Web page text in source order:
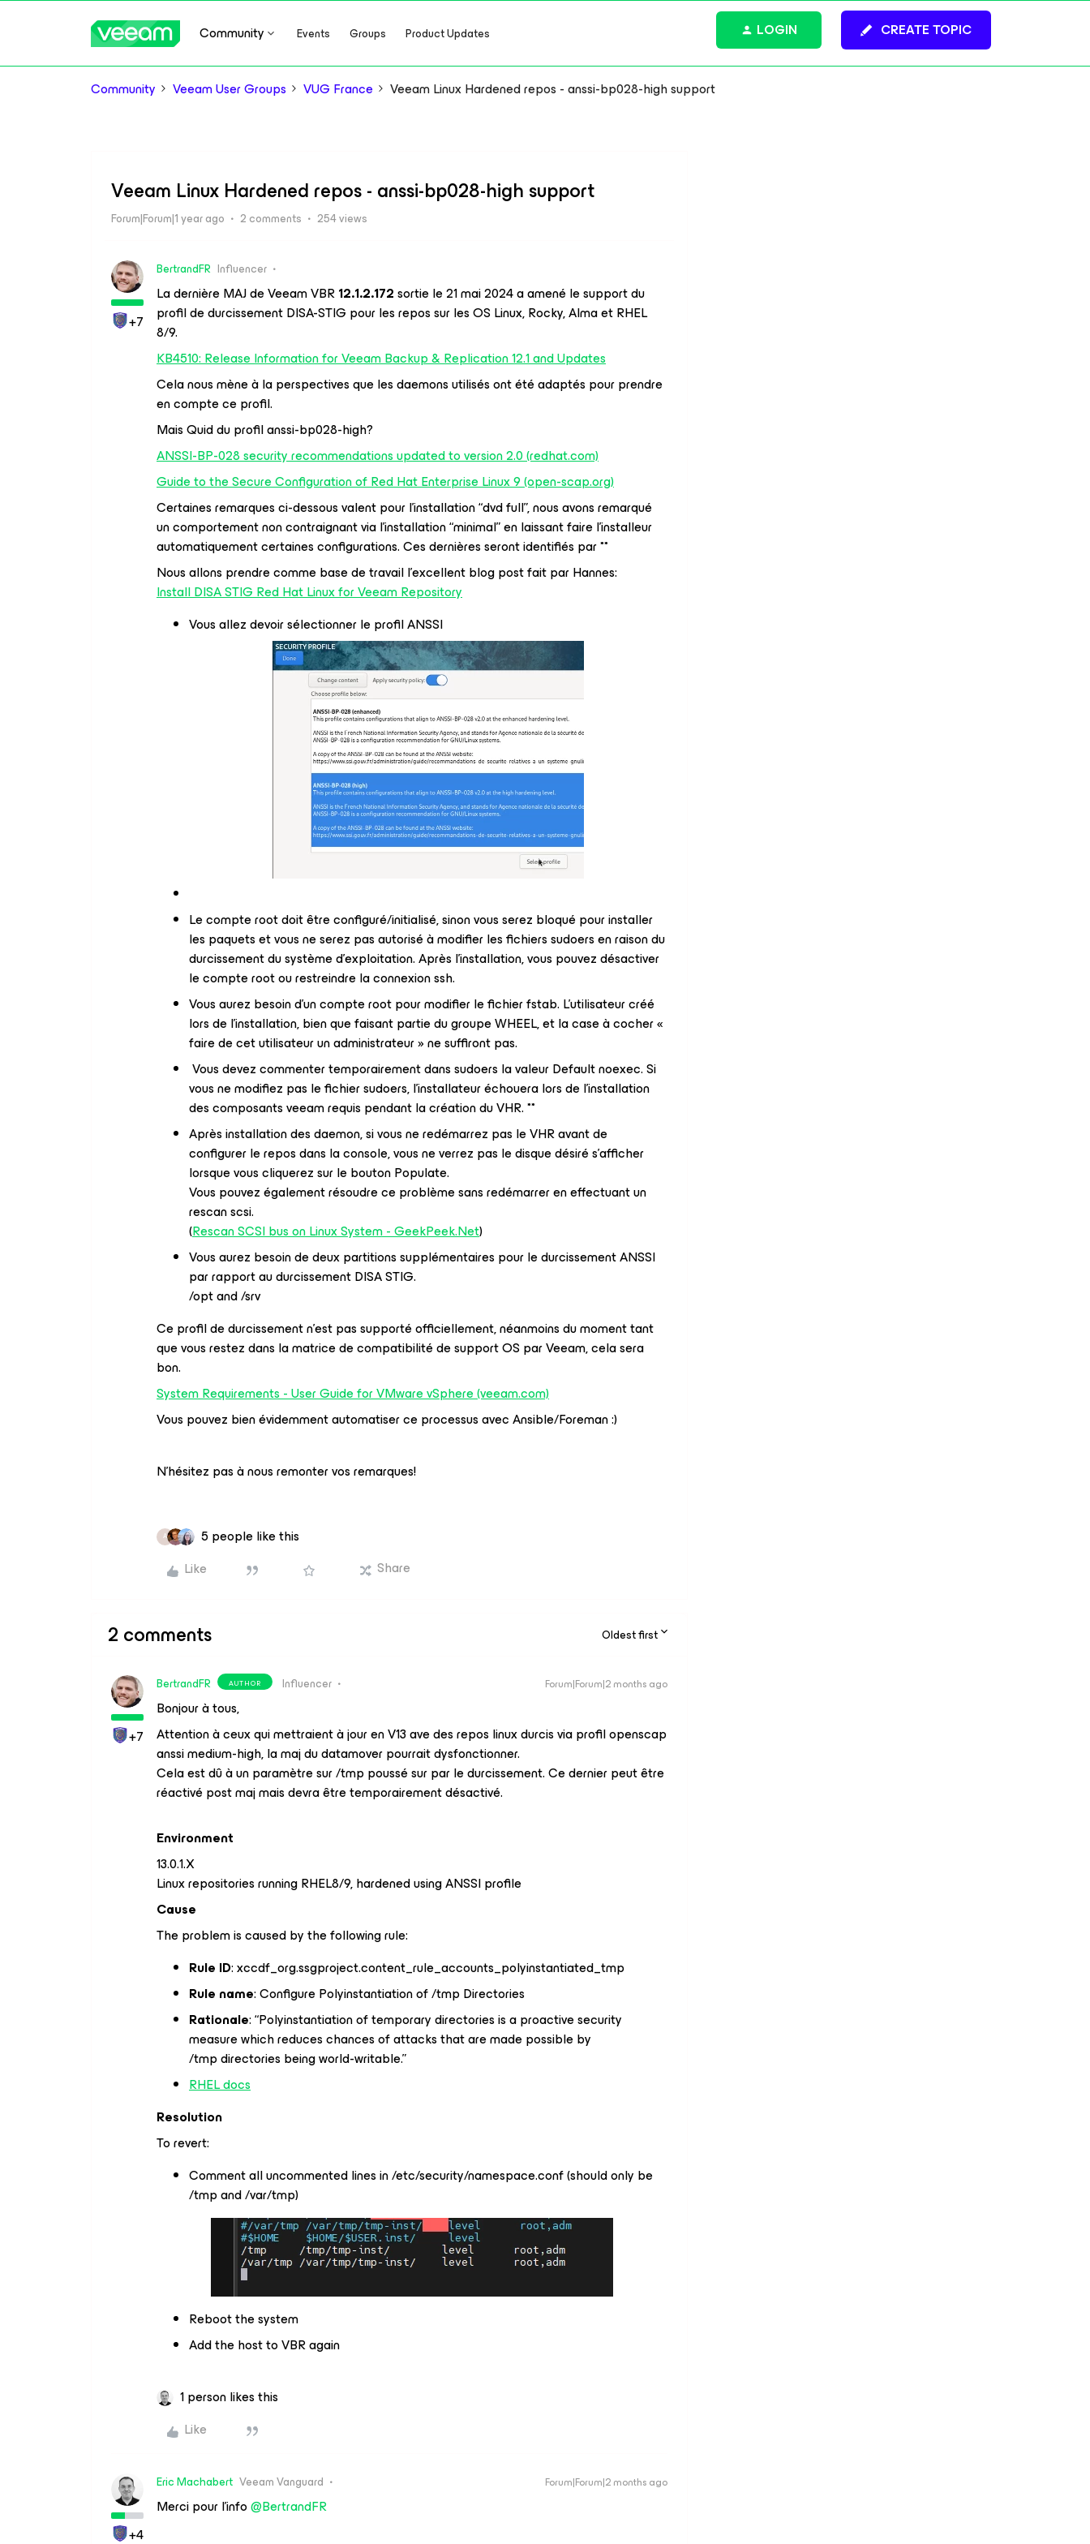
Community Events Groups Product Updates CREATE TOPIC
LOGIN
Community Veeam User Groups VUG France Veeam Linux Hardened repos - anssi-bp028-high support
Veeam Linux Hardened repos - anssi-bp028-high support
Forum|Forum|1 year ago 2 comments 254 views
+7
BertrandFR Influencer
La dernière MAJ de Veeam VBR12.1.2.172sortie le 21 mai 2024 a amené le support du
profil de durcissement DISA-STIG pour les repos sur les OS Linux, Rocky, Alma et RHEL
8/9.
KB4510: Release Information for Veeam Backup & Replication 12.1 and Updates
Cela nous mène à la perspectives que les daemons utilisés ont été adaptés pour prendre
en compte ce profil.
Mais Quid du profil anssi-bp028-high?
ANSSI-BP-028 security recommendations updated to version 2.0 (redhat.com)
Guide to the Secure Configuration of Red Hat Enterprise Linux 9 (open-scap.org)
Certaines remarques ci-dessous valent pour l’installation “dvd full”, nous avons remarqué
un comportement non contraignant via l’installation “minimal” en laissant faire l’installeur
automatiquement certaines configurations. Ces dernières seront identifiés par **
Nous allons prendre comme base de travail l’excellent blog post fait par Hannes:
Install DISA STIG Red Hat Linux for Veeam Repository
Vous allez devoir sélectionner le profil ANSSI
Le compte root doit être configuré/initialisé, sinon vous serez bloqué pour installer
les paquets et vous ne serez pas autorisé à modifier les fichiers sudoers en raison du
durcissement du système d'exploitation. Après l'installation, vous pouvez désactiver
le compte root ou restreindre la connexion ssh.
Vous aurez besoin d'un compte root pour modifier le fichier fstab. L'utilisateur créé
lors de l'installation, bien que faisant partie du groupe WHEEL, et la case à cocher «
faire de cet utilisateur un administrateur » ne suffiront pas.
Vous devez commenter temporairement dans sudoers la valeur Default noexec. Si
vous ne modifiez pas le fichier sudoers, l'installateur échouera lors de l'installation
des composants veeam requis pendant la création du VHR. **
Après installation des daemon, si vous ne redémarrez pas le VHR avant de
configurer le repos dans la console, vous ne verrez pas le disque désiré s'afficher
lorsque vous cliquerez sur le bouton Populate.
Vous pouvez également résoudre ce problème sans redémarrer en effectuant un
rescan scsi.
(Rescan SCSI bus on Linux System - GeekPeek.Net)
Vous aurez besoin de deux partitions supplémentaires pour le durcissement ANSSI
par rapport au durcissement DISA STIG.
/opt and /srv
Ce profil de durcissement n’est pas supporté officiellement, néanmoins du moment tant
que vous restez dans la matrice de compatibilité de support OS par Veeam, cela sera
bon.
System Requirements - User Guide for VMware vSphere (veeam.com)
Vous pouvez bien évidemment automatiser ce processus avec Ansible/Foreman :)
N’hésitez pas à nous remonter vos remarques!
A
5 people like this
Like
Share
2 comments Oldest first
+7
BertrandFR AUTHOR Influencer Forum|Forum|2 months ago
Bonjour à tous,
Attention à ceux qui mettraient à jour en V13 ave des repos linux durcis via profil openscap
anssi medium-high, la maj du datamover pourrait dysfonctionner.
Cela est dû à un paramètre sur /tmp poussé sur par le durcissement. Ce dernier peut être
réactivé post maj mais devra être temporairement désactivé.
Environment
13.0.1.X
Linux repositories running RHEL8/9, hardened using ANSSI profile
Cause
The problem is caused by the following rule:
Rule ID: xccdf_org.ssgproject.content_rule_accounts_polyinstantiated_tmp
Rule name: Configure Polyinstantiation of /tmp Directories
Rationale:“Polyinstantiation of temporary directories is a proactive security
measure which reduces chances of attacks that are made possible by
/tmp directories being world-writable.”
RHEL docs
Resolution
To revert:
Comment all uncommented lines in /etc/security/namespace.conf (should only be
/tmp and /var/tmp)
Reboot the system
Add the host to VBR again
1 person likes this
Like
+4
Eric Machabert Veeam Vanguard Forum|Forum|2 months ago
Merci pour l’info ​@BertrandFR